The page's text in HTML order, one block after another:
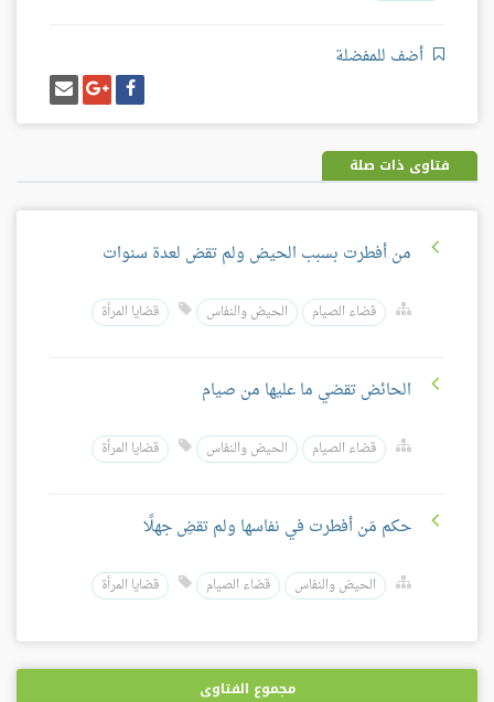
أضف للمفضلة
شارك
على
فيسبوك
شارك
على
غوغل
بلس
إرسل
إيميل
فتاوى ذات صلة
من أفطرت بسبب الحيض ولم تقض لعدة سنوات
قضاء الصيام الحيض والنفاس قضايا المرأة
الحائض تقضي ما عليها من صيام
قضاء الصيام الحيض والنفاس قضايا المرأة
حكم مَن أفطرت في نفاسها ولم تقضِ جهلًا
الحيض والنفاس قضاء الصيام قضايا المرأة
مجموع الفتاوى